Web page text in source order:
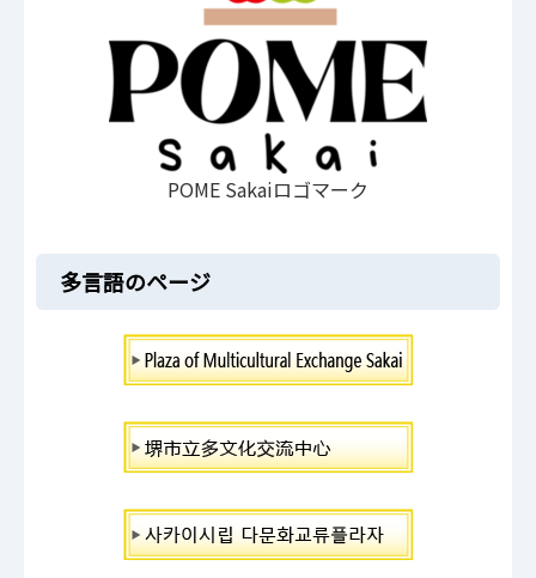
POME Sakaiロゴマーク
多言語のページ